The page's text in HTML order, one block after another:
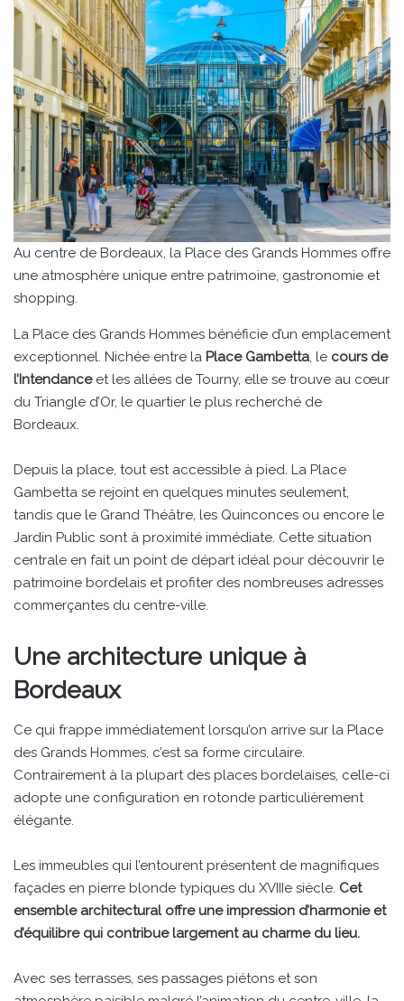
Au centre de Bordeaux, la Place des Grands Hommes offre
une atmosphère unique entre patrimoine, gastronomie et
shopping.
La Place des Grands Hommes bénéficie d’un emplacement
exceptionnel. Nichée entre la Place Gambetta, le cours de
l’Intendanceet les allées de Tourny, elle se trouve au cœur
du Triangle d’Or, le quartier le plus recherché de
Bordeaux.
Depuis la place, tout est accessible à pied. La Place
Gambetta se rejoint en quelques minutes seulement,
tandis que le Grand Théâtre, les Quinconces ou encore le
Jardin Public sont à proximité immédiate. Cette situation
centrale en fait un point de départ idéal pour découvrir le
patrimoine bordelais et profiter des nombreuses adresses
commerçantes du centre-ville.
Une architecture unique à
Bordeaux
Ce qui frappe immédiatement lorsqu’on arrive sur la Place
des Grands Hommes, c’est sa forme circulaire.
Contrairement à la plupart des places bordelaises, celle-ci
adopte une configuration en rotonde particulièrement
élégante.
Les immeubles qui l’entourent présentent de magnifiques
façades en pierre blonde typiques du XVIIIe siècle. Cet
ensemble architectural offre une impression d’harmonie et
d’équilibre qui contribue largement au charme du lieu.
Avec ses terrasses, ses passages piétons et son